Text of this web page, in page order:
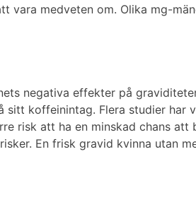
vara medveten om. Olika mg-
negativa effekter på
sitt koffeinintag. Flera studier har
risk att ha en minskad chans
En frisk gravid kvinna utan